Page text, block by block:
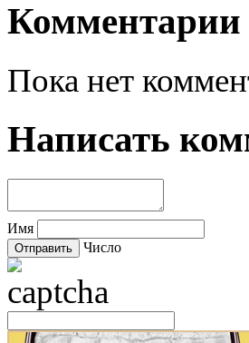
Комментарии
Пока нет
Написать
Имя
Число